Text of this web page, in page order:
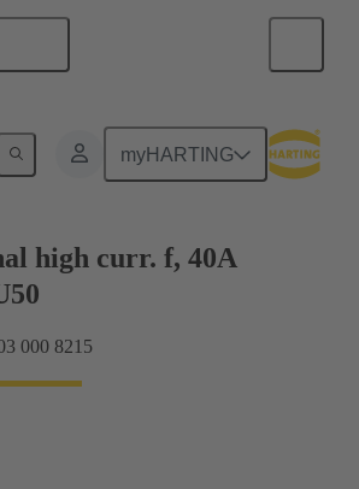
myHARTING
karta bağlantı
high curr. f, 40A
000 8215